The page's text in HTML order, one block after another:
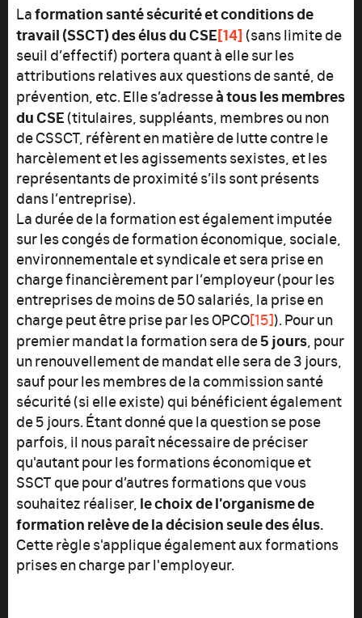
Laformation santé sécurité et conditions de
travail (SSCT) des élus du CSE[14] (sans limite de
seuil d’effectif) portera quant à elle sur les
attributions relatives aux questions de santé, de
prévention, etc. Elle s’adresseà tous les membres
du CSE(titulaires, suppléants, membres ou non
de CSSCT, réfèrent en matière de lutte contre le
harcèlement et les agissements sexistes, et les
représentants de proximité s’ils sont présents
dans l’entreprise).
La durée de la formation est également imputée
sur les congés de formation économique, sociale,
environnementale et syndicale et sera prise en
charge financièrement par l’employeur (pour les
entreprises de moins de 50 salariés, la prise en
charge peut être prise par les OPCO[15]). Pour un
premier mandat la formation sera de5 jours , pour
un renouvellement de mandat elle sera de 3 jours,
sauf pour les membres de la commission santé
sécurité (si elle existe) qui bénéficient également
de 5 jours. Étant donné que la question se pose
parfois, il nous paraît nécessaire de préciser
qu'autant pour les formations économique et
SSCT que pour d’autres formations que vous
souhaitez réaliser, le choix de l’organisme de
formation relève de la décision seule des élus.
Cette règle s'applique également aux formations
prises en charge par l'employeur.